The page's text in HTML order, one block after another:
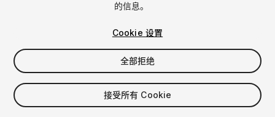
$4.99
增值税将在结算时计算
的信息。
Cookie 设置
全部拒绝
接受所有 Cookie